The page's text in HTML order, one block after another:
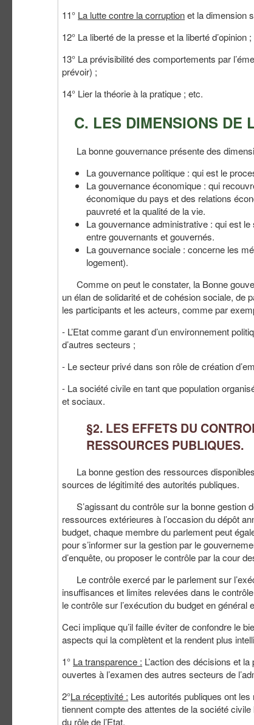
11° La lutte contre la corruptionet la dimension
12° La liberté de la presse et la liberté d’opinion ;
13° La prévisibilité des comportements par
prévoir) ;
14° Lier la théorie à la pratique ; etc.
C. LES DIMENSIONS DE
La bonne gouvernance présente des
La gouvernance politique : qui est le
La gouvernance économique : qui
économique du pays et des relations
pauvreté et la qualité de la vie.
La gouvernance administrative : qui est
entre gouvernants et gouvernés.
La gouvernance sociale : concerne les
logement).
Comme on peut le constater, la Bonne
un élan de solidarité et de cohésion sociale, de
les participants et les acteurs, comme par
- L’Etat comme garant d’un environnement
d’autres secteurs ;
- Le secteur privé dans son rôle de création
- La société civile en tant que population
et sociaux.
§2. LES EFFETS DU
RESSOURCES PUBLIQUES.
La bonne gestion des ressources
sources de légitimité des autorités publiques.
S’agissant du contrôle sur la bonne gestion
ressources extérieures à l’occasion du dépôt
budget, chaque membre du parlement peut
pour s’informer sur la gestion par le
d’enquête, ou proposer le contrôle par la cour
Le contrôle exercé par le parlement sur
insuffisances et limites relevées dans le
le contrôle sur l’exécution du budget en
Ceci implique qu’il faille éviter de confondre le
aspects qui la complètent et la rendent plus
1° La transparence : L’action des décisions et
ouvertes à l’examen des autres secteurs de
2°La réceptivité : Les autorités publiques ont
tiennent compte des attentes de la société civile
du rôle de l’Etat.